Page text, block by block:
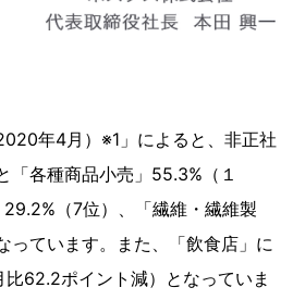
年4月）※1」によると、非正社
各種商品小売」55.3%（１
（7位）、「繊維・繊維製
っています。また、「飲食店」に
62.2ポイント減）となっていま